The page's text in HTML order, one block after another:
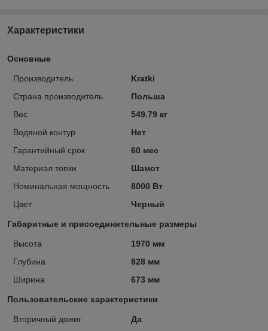
Характеристики
Основные
Производитель
Kratki
Страна производитель
Польша
Вес
549.79 кг
Водяной контур
Нет
Гарантийный срок
60 мес
Материал топки
Шамот
Номинальная мощность
8000 Вт
Цвет
Черный
Габаритные и присоединительные размеры
Высота
1970 мм
Глубина
828 мм
Ширина
673 мм
Пользовательские характеристики
Вторичный дожиг
Да